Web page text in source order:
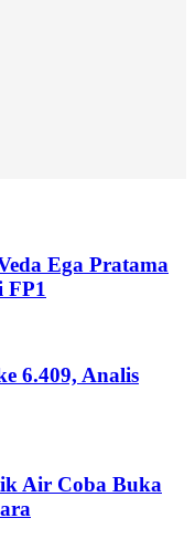
Ega Pratama
FP1
6.409, Analis
Air Coba Buka